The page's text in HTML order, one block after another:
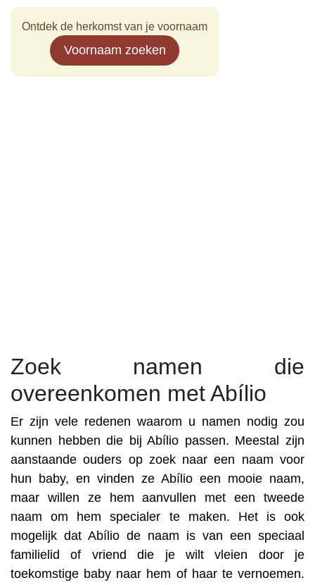
Ontdek de herkomst van je voornaam
Voornaam zoeken
Zoek namen die
overeenkomen met Abílio
Er zijn vele redenen waarom u namen nodig zou
kunnen hebben die bij Abílio passen. Meestal zijn
aanstaande ouders op zoek naar een naam voor
hun baby, en vinden ze Abílio een mooie naam,
maar willen ze hem aanvullen met een tweede
naam om hem specialer te maken. Het is ook
mogelijk dat Abílio de naam is van een speciaal
familielid of vriend die je wilt vleien door je
toekomstige baby naar hem of haar te vernoemen.